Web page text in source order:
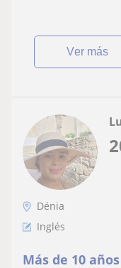
ver más
Dénia
Inglés
Más de 10